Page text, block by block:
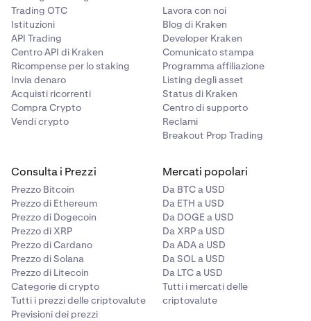
disponibili come Perps su xStocks.
4 Quindi, utilizza il filtro Categorieper visualizzare
solo le xStocks.
Nella pagina di trading, puoi quindi utilizzare il
widget Modulo d'ordine
per inserire un ordine di
acquisto o vendita. Dovrai innanzitutto selezionare
se desideri acquistare o vendere, quindi il tipo di
4 A questo punto, segui le
istruzioni in questo articolo
per inserire un ordine su un mercato di futures.
Trading OTC
Istituzioni
API Trading
Centro API di Kraken
Ricompense per lo staking
Invia denaro
Acquisti ricorrenti
Compra Crypto
Vendi crypto
Lavora con noi
Blog di Kraken
Developer Kraken
Comunicato stampa
Programma affiliazione
Listing degli asset
Status di Kraken
Centro di supporto
Reclami
Breakout Prop Trading
Consulta i Prezzi
Prezzo Bitcoin
Prezzo di Ethereum
Prezzo di Dogecoin
Prezzo di XRP
Prezzo di Cardano
Prezzo di Solana
Prezzo di Litecoin
Categorie di crypto
Tutti i prezzi delle criptovalute
Previsioni dei prezzi
Mercati popolari
Da BTC a USD
Da ETH a USD
Da DOGE a USD
Da XRP a USD
Da ADA a USD
Da SOL a USD
Da LTC a USD
Tutti i mercati delle
criptovalute